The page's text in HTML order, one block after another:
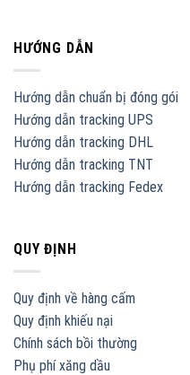
HƯỚNG DẪN
Hướng dẫn chuẩn bị đóng gói
Hướng dẫn tracking UPS
Hướng dẫn tracking DHL
Hướng dẫn tracking TNT
Hướng dẫn tracking Fedex
QUY ĐỊNH
Quy định về hàng cấm
Quy định khiếu nại
Chính sách bồi thường
Phụ phí xăng dầu